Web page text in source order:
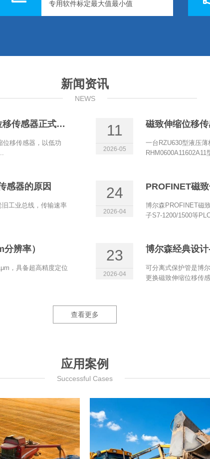
专用软件标定最大值最小值
新闻资讯
NEWS
博尔森电流两线制+HART磁致伸缩位移传感器正式上线
位移传感器，以低功
11
2026-05
磁致伸缩位移
一台RZU630型液压
感器的原因
工业总线，传输速率
24
2026-04
博尔森PROFINET磁
子S7‑1200/1500等
辨率）
，具备超高精度定位
23
2026-04
博尔森经典设
可分离式保护管是博
更换磁致伸缩位移传
查看更多
应用案例
Successful Cases